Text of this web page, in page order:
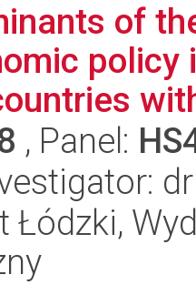
of
policy
, Panel:
Łódzki,